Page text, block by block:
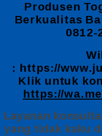
Produsen
Berkualitas
0812-
: https://
Klik untuk
https://
Layanan
yang tidak kaku